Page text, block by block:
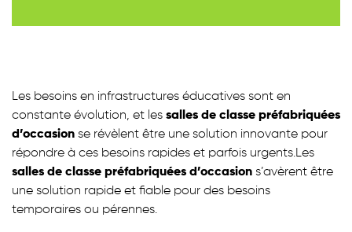
Les besoins en infrastructures éducatives sont en
constante évolution, et les salles de classe préfabriquées
d’occasion se révèlent être une solution innovante pour
répondre à ces besoins rapides et parfois urgents.Les
salles de classe préfabriquées d’occasion s’avèrent être
une solution rapide et fiable pour des besoins
temporaires ou pérennes.